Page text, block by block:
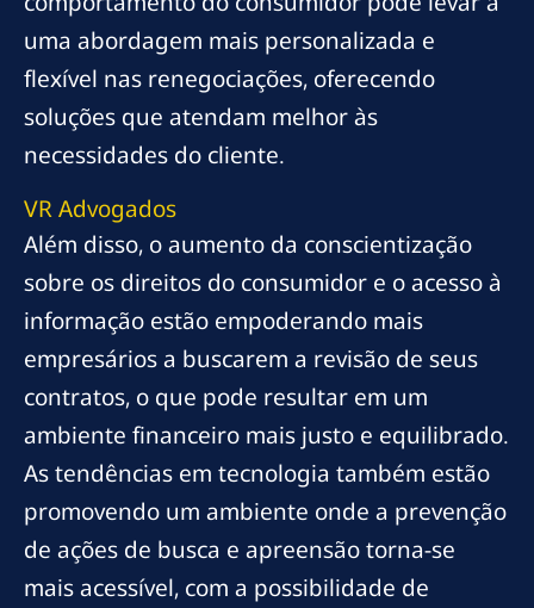
uma abordagem mais personalizada e
flexível nas renegociações, oferecendo
soluções que atendam melhor às
necessidades do cliente.
VR Advogados
Além disso, o aumento da conscientização
sobre os direitos do consumidor e o acesso à
informação estão empoderando mais
empresários a buscarem a revisão de seus
contratos, o que pode resultar em um
ambiente financeiro mais justo e equilibrado.
As tendências em tecnologia também estão
promovendo um ambiente onde a prevenção
de ações de busca e apreensão torna-se
mais acessível, com a possibilidade de